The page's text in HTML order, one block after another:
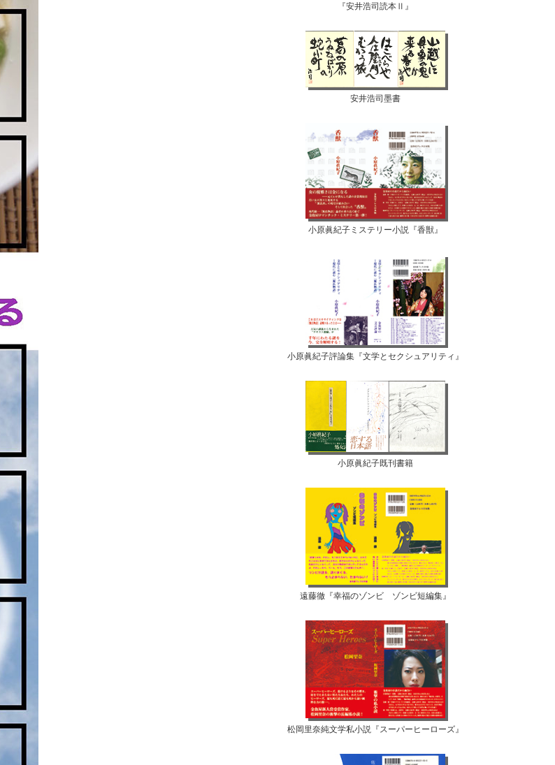
『安井浩司読本Ⅱ』
安井浩司墨書
小原眞紀子ミステリー小説『香獣』
小原眞紀子評論集『文学とセクシュアリティ』
小原眞紀子既刊書籍
遠藤徹『幸福のゾンビ ゾンビ短編集』
松岡里奈純文学私小説『スーパーヒーローズ』